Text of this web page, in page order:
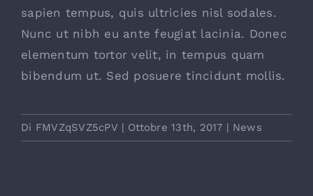
sapien tempus, quis ultricies nisl sodales.
Nunc ut nibh eu ante feugiat lacinia. Donec
elementum tortor velit, in tempus quam
bibendum ut. Sed posuere tincidunt mollis.
Di FMVZqSVZ5cPV | Ottobre 13th, 2017 | News